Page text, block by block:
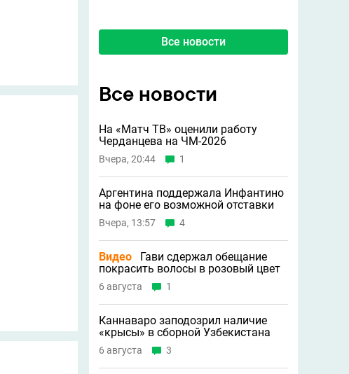
Все новости
Все новости
На «Матч ТВ» оценили работу
Черданцева на ЧМ-2026
Вчера, 20:44 1
Аргентина поддержала Инфантино
на фоне его возможной отставки
Вчера, 13:57 4
Видео
Гави сдержал обещание
покрасить волосы в розовый цвет
6 августа 1
Каннаваро заподозрил наличие
«крысы» в сборной Узбекистана
6 августа 3